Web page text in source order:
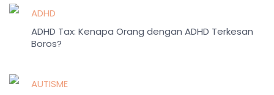
ADHD
ADHD Tax: Kenapa Orang dengan ADHD Terkesan
Boros?
AUTISME